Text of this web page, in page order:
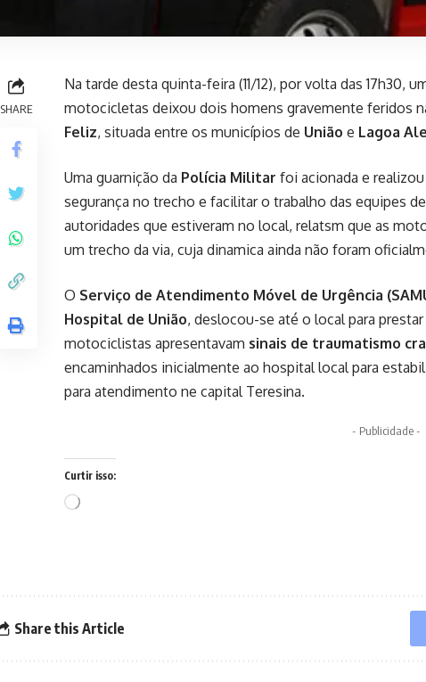
SHARE
Na tarde desta quinta-feira (11/12), por volta das 17h30,
motocicletas deixou dois homens gravemente feridos
Feliz, situada entre os municípios de União e Lagoa
Uma guarnição da Polícia Militar foi acionada e
segurança no trecho e facilitar o trabalho das equipes
autoridades que estiveram no local, relatsm que as
um trecho da via, cuja dinamica ainda não foram
O Serviço de Atendimento Móvel de Urgência
Hospital de União, deslocou-se até o local para
motociclistas apresentavam sinais de traumatismo
encaminhados inicialmente ao hospital local para
para atendimento ne capital Teresina.
- Publicidade -
Curtir isso:
Carregando...
Share this Article